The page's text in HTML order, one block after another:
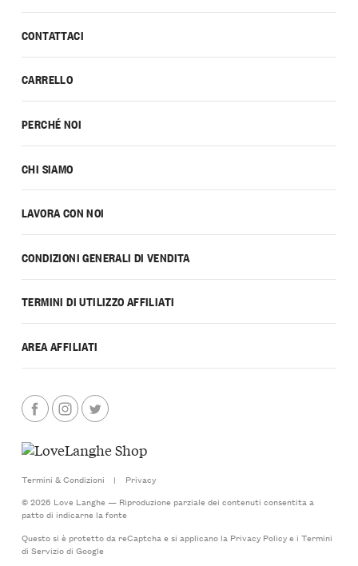
CONTATTACI
CARRELLO
PERCHÉ NOI
CHI SIAMO
LAVORA CON NOI
CONDIZIONI GENERALI DI VENDITA
TERMINI DI UTILIZZO AFFILIATI
AREA AFFILIATI
Termini & Condizioni |
Privacy
© 2026 Love Langhe — Riproduzione parziale dei contenuti consentita a
patto di indicarne la fonte
Questo si è protetto da reCaptcha e si applicano la Privacy Policye i Termini
di Serviziodi Google